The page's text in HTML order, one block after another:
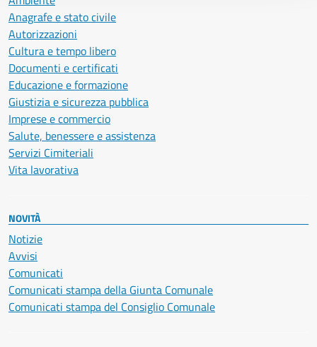
Anagrafe e stato civile
Autorizzazioni
Cultura e tempo libero
Documenti e certificati
Educazione e formazione
Giustizia e sicurezza pubblica
Imprese e commercio
Salute, benessere e assistenza
Servizi Cimiteriali
Vita lavorativa
NOVITÀ
Notizie
Avvisi
Comunicati
Comunicati stampa della Giunta Comunale
Comunicati stampa del Consiglio Comunale